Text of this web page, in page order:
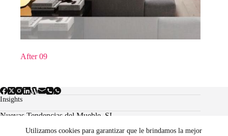
Utilizamos cookies para garantizar que le brindamos la mejor
After 09
Insights
Nuevas Tendencias del Mueble, SL.